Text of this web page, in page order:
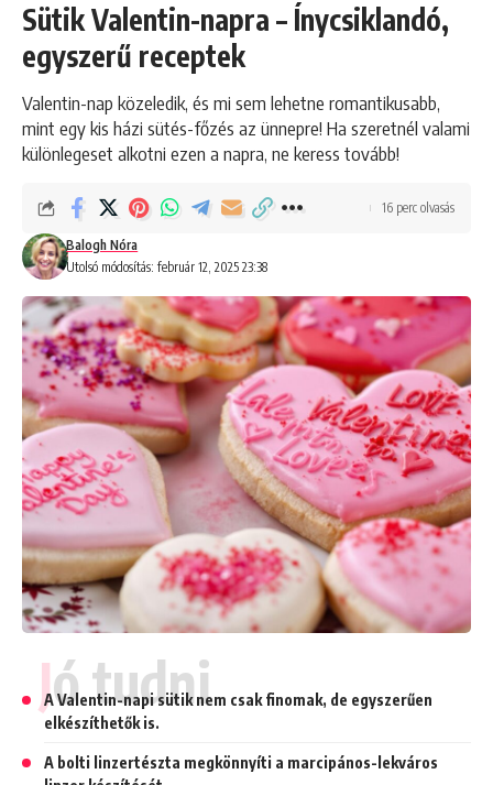
Sütik Valentin-napra – Ínycsiklandó,
egyszerű receptek
Valentin-nap közeledik, és mi sem lehetne romantikusabb,
mint egy kis házi sütés-főzés az ünnepre! Ha szeretnél valami
különlegeset alkotni ezen a napra, ne keress tovább!
Utolsó módosítás: február 12, 2025 23:38
Balogh Nóra
16 perc olvasás
Jó tudni
A Valentin-napi sütik nem csak finomak, de egyszerűen
elkészíthetők is.
A bolti linzertészta megkönnyíti a marcipános-lekváros